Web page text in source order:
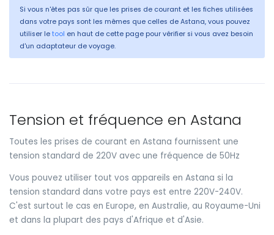
Si vous n'êtes pas sûr que les prises de courant et les fiches utilisées
dans votre pays sont les mêmes que celles de Astana, vous pouvez
utiliser le tool en haut de cette page pour vérifier si vous avez besoin
d'un adaptateur de voyage.
Tension et fréquence en Astana
Toutes les prises de courant en Astana fournissent une
tension standard de 220V avec une fréquence de 50Hz
Vous pouvez utiliser tout vos appareils en Astana si la
tension standard dans votre pays est entre 220V-240V.
C'est surtout le cas en Europe, en Australie, au Royaume-Uni
et dans la plupart des pays d'Afrique et d'Asie.